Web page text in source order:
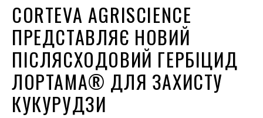
CORTEVA AGRISCIENCE
ПРЕДСТАВЛЯЄ НОВИЙ
ПІСЛЯСХОДОВИЙ ГЕРБІЦИД
ЛОРТАМА® ДЛЯ ЗАХИСТУ
КУКУРУДЗИ